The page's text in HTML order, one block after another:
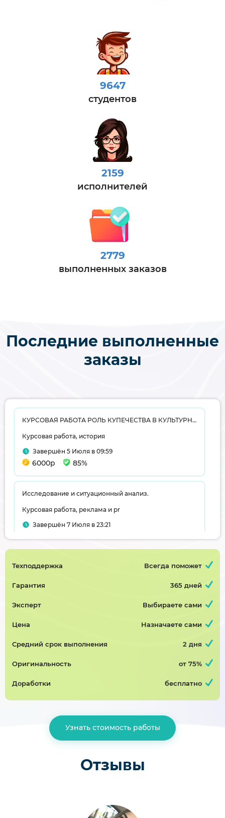
9647
студентов
2159
исполнителей
2779
выполненных заказов
Последние выполненные
заказы
КУРСОВАЯ РАБОТА РОЛЬ КУПЕЧЕСТВА В КУЛЬТУРНОМ РАЗВИТИИ ГОРОДОВ ПСКОВСКОЙ ГУБЕРНИИ ВТОРОЙ ПОЛОВИНЫ XIX-нач. XX вв.
Курсовая работа, история
Завершён 5 Июля в 09:59
6000р 85%
Исследование и ситуационный анализ.
Курсовая работа, реклама и pr
Завершён 7 Июля в 23:21
Трансформаторная подстанция глубокого ввода завода производства стали
Курсовая работа, электроснабжение
5000р
4500р
Курсовая работа, радиоэлектроника
Техподдержка Всегда поможет
Гарантия 365 дней
Эксперт Выбираете сами
Цена Назначаете сами
Средний срок выполнения 2 дня
Оригинальность от 75%
Доработки бесплатно
Узнать стоимость работы
Отзывы